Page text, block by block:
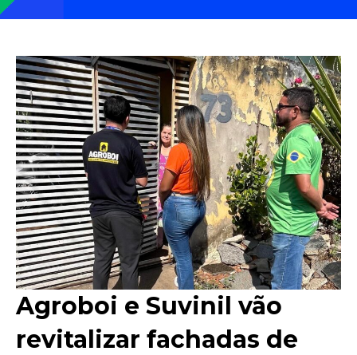
Agroboi e Suvinil vão
revitalizar fachadas de